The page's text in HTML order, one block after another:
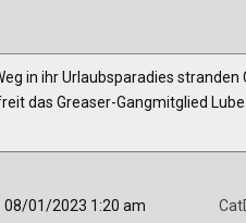
in ihr Urlaubsparadies
das Greaser-Gangmitglied
08/01/2023 1:20 am